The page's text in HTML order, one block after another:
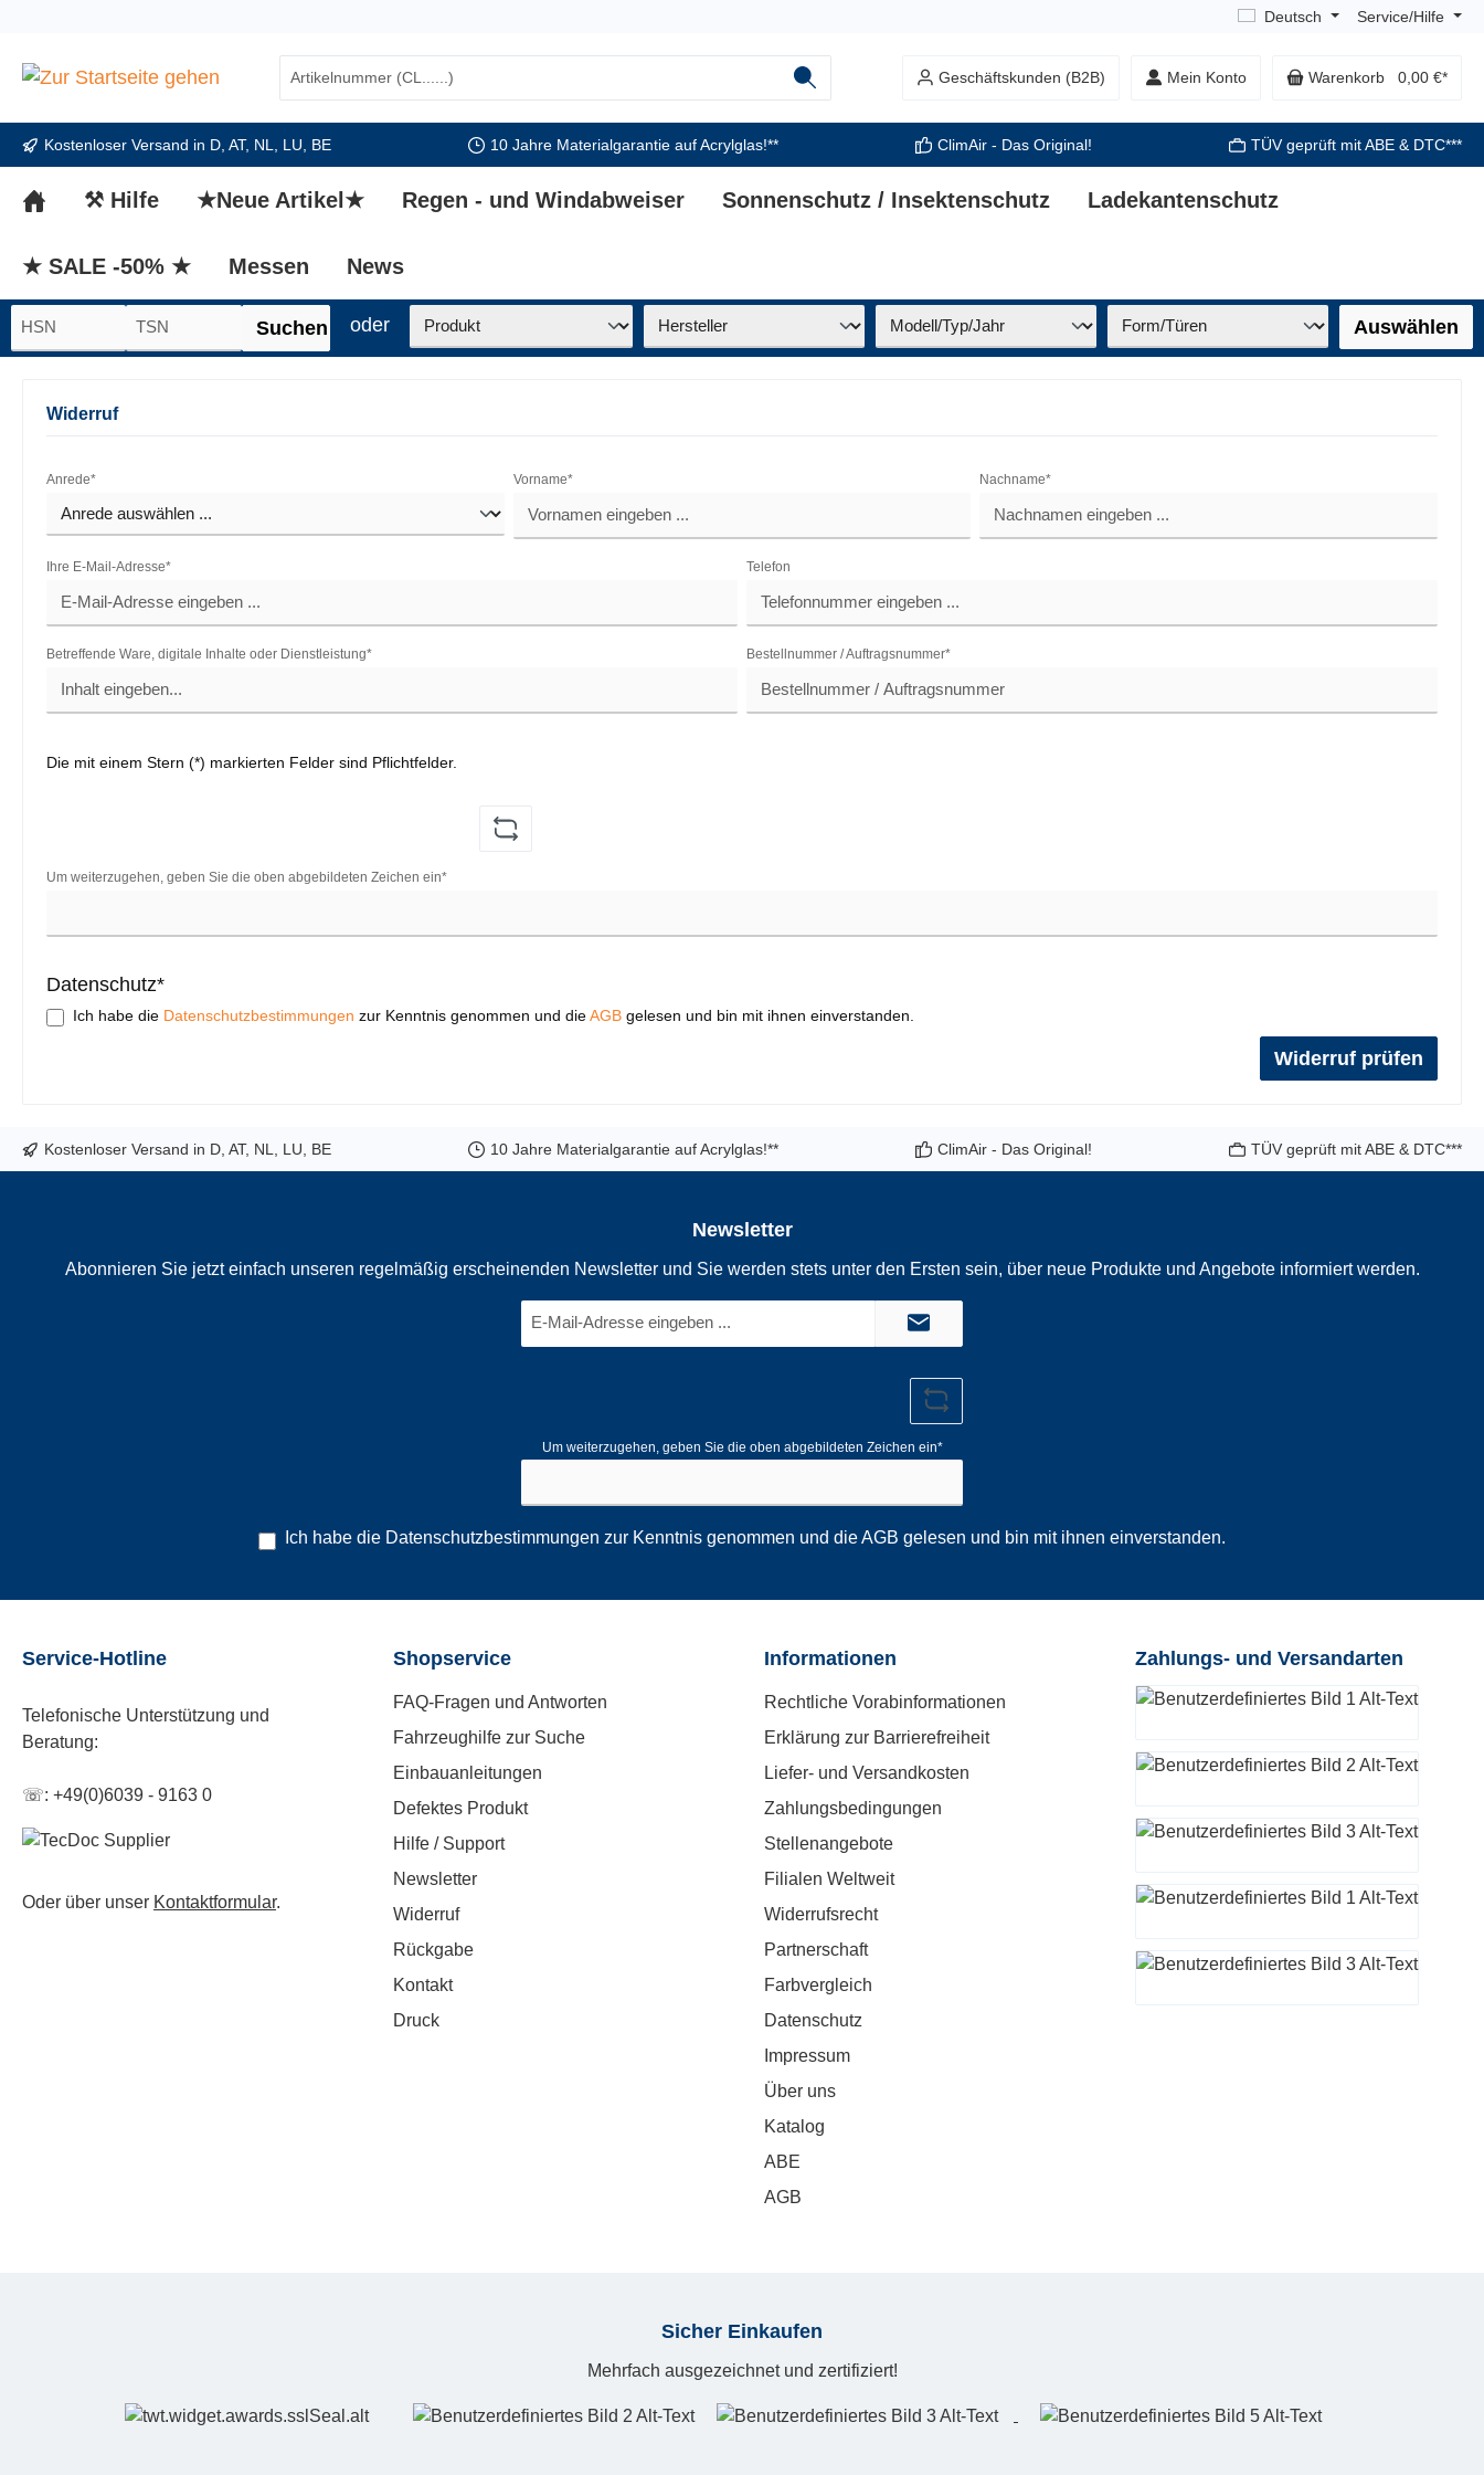
Deutsch Service/Hilfe
Geschäftskunden (B2B) Mein Konto Warenkorb 0,00 €*
Kostenloser Versand in D, AT, NL, LU, BE 10 Jahre Materialgarantie auf Acrylglas!** ClimAir - Das Original! TÜV geprüft mit ABE & DTC***
⚒ Hilfe ★Neue Artikel★ Regen - und Windabweiser Sonnenschutz / Insektenschutz Ladekantenschutz
★ SALE -50% ★ Messen News
Suchen oder Auswählen
Widerruf
Anrede* Vorname* Nachname*
Ihre E-Mail-Adresse* Telefon
Betreffende Ware, digitale Inhalte oder Dienstleistung* Bestellnummer / Auftragsnummer*
Die mit einem Stern (*) markierten Felder sind Pflichtfelder.
Um weiterzugehen, geben Sie die oben abgebildeten Zeichen ein*
Datenschutz*
Ich habe die Datenschutzbestimmungen zur Kenntnis genommen und dieAGB gelesen und bin mit ihnen einverstanden.
Widerruf prüfen
Kostenloser Versand in D, AT, NL, LU, BE 10 Jahre Materialgarantie auf Acrylglas!** ClimAir - Das Original! TÜV geprüft mit ABE & DTC***
Newsletter
Abonnieren Sie jetzt einfach unseren regelmäßig erscheinenden Newsletter und Sie werden stets unter den Ersten sein, über neue Produkte und Angebote informiert werden.
Mail-
Adresse*
Um weiterzugehen, geben Sie die oben abgebildeten Zeichen ein*
Ich habe die Datenschutzbestimmungen zur Kenntnis genommen und dieAGB gelesen und bin mit ihnen einverstanden.
Service-Hotline
Telefonische Unterstützung und
Beratung:
☏: +49(0)6039 - 9163 0
Oder über unser Kontaktformular.
Shopservice
FAQ-Fragen und Antworten
Fahrzeughilfe zur Suche
Einbauanleitungen
Defektes Produkt
Hilfe / Support
Newsletter
Widerruf
Rückgabe
Kontakt
Druck
Informationen
Rechtliche Vorabinformationen
Erklärung zur Barrierefreiheit
Liefer- und Versandkosten
Zahlungsbedingungen
Stellenangebote
Filialen Weltweit
Widerrufsrecht
Partnerschaft
Farbvergleich
Datenschutz
Impressum
Über uns
Katalog
ABE
AGB
Zahlungs- und Versandarten
Sicher Einkaufen
Mehrfach ausgezeichnet und zertifiziert!